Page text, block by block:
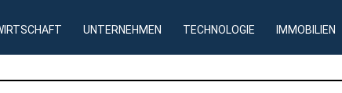
UNTERNEHMEN TECHNOLOGIE IMMOBILIEN